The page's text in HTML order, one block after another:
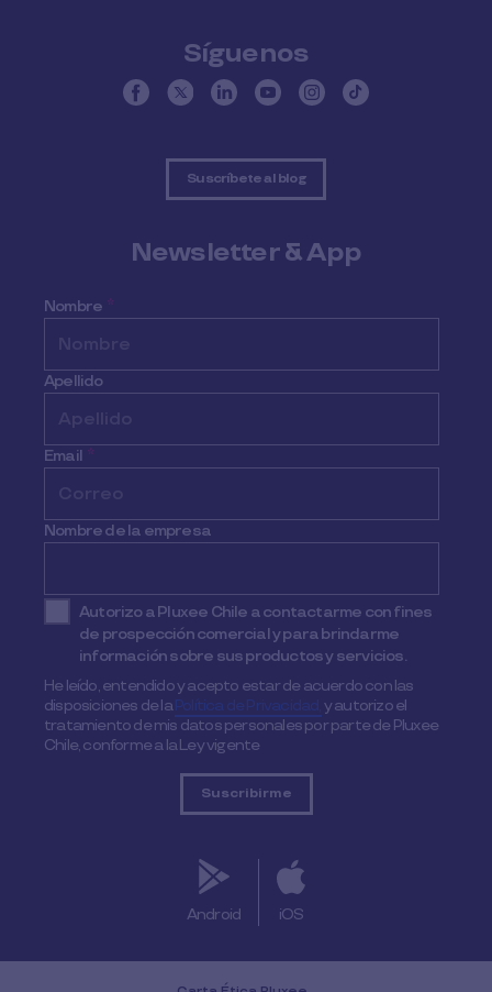
Síguenos
Suscríbete al blog
Newsletter & App
Nombre *
Apellido
Email *
Nombre de la empresa
Autorizo a Pluxee Chile a contactarme con fines
de prospección comercial y para brindarme
información sobre sus productos y servicios.
He leído, entendido y acepto estar de acuerdo con las
disposiciones de laPolítica de Privacidad,y autorizo el
tratamiento de mis datos personales por parte de Pluxee
Chile, conforme a la Ley vigente
Android iOS